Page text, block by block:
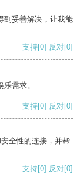
到妥善解决，让我能
支持[0] 反对[0]
需求。
支持[0] 反对[0]
全性的连接，并帮
支持[0] 反对[0]